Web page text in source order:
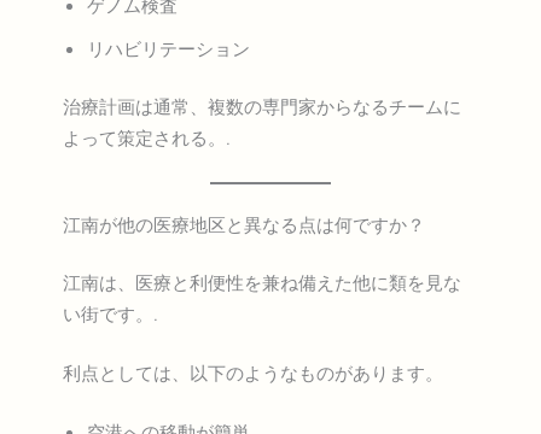
ゲノム検査
リハビリテーション
治療計画は通常、複数の専門家からなるチームに
よって策定される。.
江南が他の医療地区と異なる点は何ですか？
江南は、医療と利便性を兼ね備えた他に類を見な
い街です。.
利点としては、以下のようなものがあります。